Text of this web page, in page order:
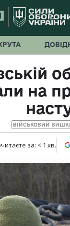
на
ВІЙСЬКОВИЙ
за: < 1 хв.